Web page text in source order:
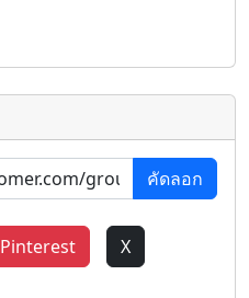
คัดลอก
Pinterest X